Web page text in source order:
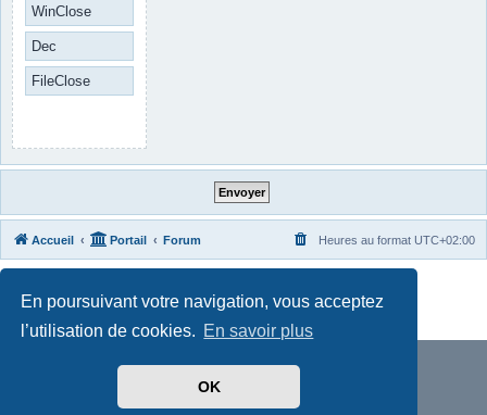
En poursuivant votre navigation, vous acceptez
l’utilisation de cookies. En savoir plus
OK
WinClose
Dec
FileClose
Accueil Portail Forum Heures au format UTC+02:00
Traduit parphpBB-fr.com